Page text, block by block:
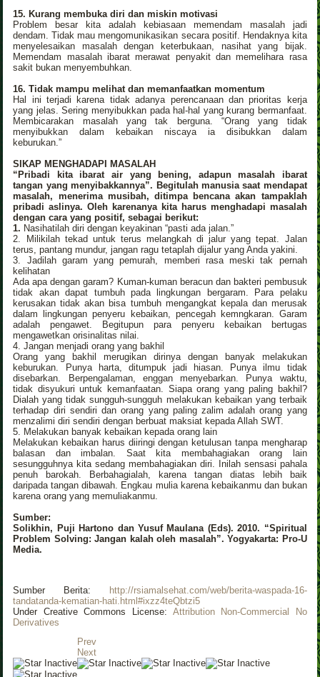
15. Kurang membuka diri dan miskin motivasi
Problem besar kita adalah kebiasaan memendam masalah jadi
dendam. Tidak mau mengomunikasikan secara positif. Hendaknya kita
menyelesaikan masalah dengan keterbukaan, nasihat yang bijak.
Memendam masalah ibarat merawat penyakit dan memelihara rasa
sakit bukan menyembuhkan.
16. Tidak mampu melihat dan memanfaatkan momentum
Hal ini terjadi karena tidak adanya perencanaan dan prioritas kerja
yang jelas. Sering menyibukkan pada hal-hal yang kurang bermanfaat.
Membicarakan masalah yang tak berguna. “Orang yang tidak
menyibukkan dalam kebaikan niscaya ia disibukkan dalam
keburukan.”
SIKAP MENGHADAPI MASALAH
“Pribadi kita ibarat air yang bening, adapun masalah ibarat
tangan yang menyibakkannya”. Begitulah manusia saat mendapat
masalah, menerima musibah, ditimpa bencana akan tampaklah
pribadi aslinya. Oleh karenanya kita harus menghadapi masalah
dengan cara yang positif, sebagai berikut:
1. Nasihatilah diri dengan keyakinan “pasti ada jalan.”
2. Milikilah tekad untuk terus melangkah di jalur yang tepat. Jalan
terus, pantang mundur, jangan ragu tetaplah dijalur yang Anda yakini.
3. Jadilah garam yang pemurah, memberi rasa meski tak pernah
kelihatan
Ada apa dengan garam? Kuman-kuman beracun dan bakteri pembusuk
tidak akan dapat tumbuh pada lingkungan bergaram. Para pelaku
kerusakan tidak akan bisa tumbuh mengangkat kepala dan merusak
dalam lingkungan penyeru kebaikan, pencegah kemngkaran. Garam
adalah pengawet. Begitupun para penyeru kebaikan bertugas
mengawetkan orisinalitas nilai.
4. Jangan menjadi orang yang bakhil
Orang yang bakhil merugikan dirinya dengan banyak melakukan
keburukan. Punya harta, ditumpuk jadi hiasan. Punya ilmu tidak
disebarkan. Berpengalaman, enggan menyebarkan. Punya waktu,
tidak disyukuri untuk kemanfaatan. Siapa orang yang paling bakhil?
Dialah yang tidak sungguh-sungguh melakukan kebaikan yang terbaik
terhadap diri sendiri dan orang yang paling zalim adalah orang yang
menzalimi diri sendiri dengan berbuat maksiat kepada Allah SWT.
5. Melakukan banyak kebaikan kepada orang lain
Melakukan kebaikan harus diiringi dengan ketulusan tanpa mengharap
balasan dan imbalan. Saat kita membahagiakan orang lain
sesungguhnya kita sedang membahagiakan diri. Inilah sensasi pahala
penuh barokah. Berbahagialah, karena tangan diatas lebih baik
daripada tangan dibawah. Engkau mulia karena kebaikanmu dan bukan
karena orang yang memuliakanmu.
Sumber:
Solikhin, Puji Hartono dan Yusuf Maulana (Eds). 2010. “Spiritual
Problem Solving: Jangan kalah oleh masalah”. Yogyakarta: Pro-U
Media.
Sumber Berita: http://rsiamalsehat.com/web/berita-waspada-16-
tandatanda-kematian-hati.html#ixzz4teQbtzi5
Under Creative Commons License: Attribution Non-Commercial No
Derivatives
Prev
Next